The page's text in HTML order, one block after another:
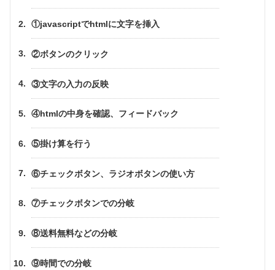
①javascriptでhtmlに文字を挿入
②ボタンのクリック
③文字の入力の反映
④htmlの中身を確認、フィードバック
⑤掛け算を行う
⑥チェックボタン、ラジオボタンの使い方
⑦チェックボタンでの分岐
⑧送料無料などの分岐
⑨時間での分岐